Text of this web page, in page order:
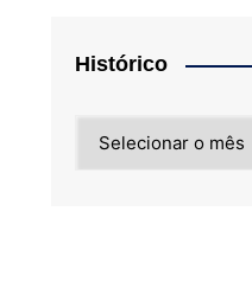
Histórico